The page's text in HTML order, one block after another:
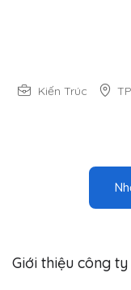
Kiến Trúc
Giới thiệu công ty